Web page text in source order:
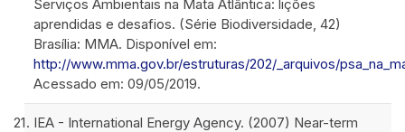
Serviços Ambientais na Mata Atlântica: lições
aprendidas e desafios. (Série Biodiversidade, 42)
Brasília: MMA. Disponível em:
http://www.mma.gov.br/estruturas/202/_arquivos/
Acessado em: 09/05/2019.
IEA - International Energy Agency. (2007) Near-term